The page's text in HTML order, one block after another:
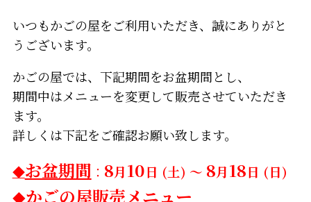
いつもかごの屋をご利用いただき、誠にありがと
うございます。
かごの屋では、下記期間をお盆期間とし、
期間中はメニューを変更して販売させていただき
ます。
詳しくは下記をご確認お願い致します。
◆お盆期間 ： 8月10日 (土) ～ 8月18日 (日)
◆かごの屋販売メニュー